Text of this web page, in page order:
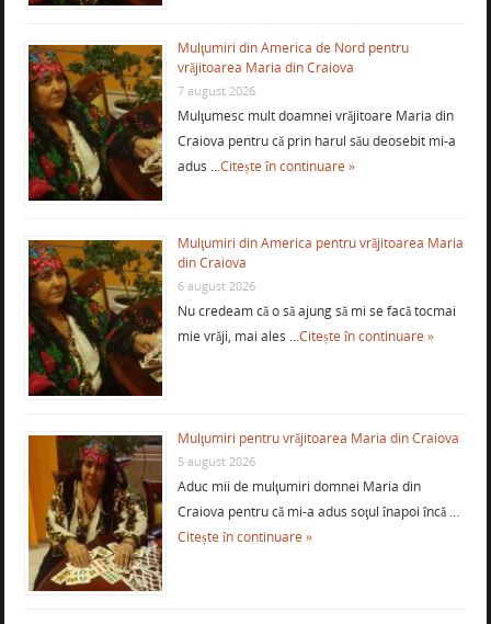
Mulţumiri din America de Nord pentru
vrăjitoarea Maria din Craiova
7 august 2026
Mulţumesc mult doamnei vrăjitoare Maria din
Craiova pentru că prin harul său deosebit mi-a
adus …Citește în continuare »
Mulţumiri din America pentru vrăjitoarea Maria
din Craiova
6 august 2026
Nu credeam că o să ajung să mi se facă tocmai
mie vrăji, mai ales …Citește în continuare »
Mulţumiri pentru vrăjitoarea Maria din Craiova
5 august 2026
Aduc mii de mulţumiri domnei Maria din
Craiova pentru că mi-a adus soţul înapoi încă …
Citește în continuare »